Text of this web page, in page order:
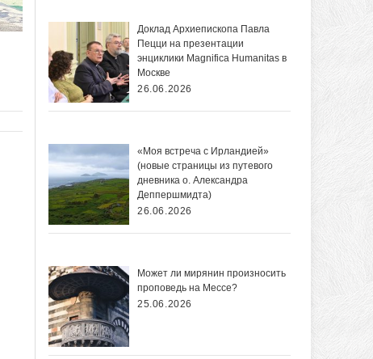
Доклад Архиепископа Павла
Пецци на презентации
энциклики Magnifica Нumanitas в
Москве
26.06.2026
«Моя встреча с Ирландией»
(новые страницы из путевого
дневника о. Александра
Деппершмидта)
26.06.2026
Может ли мирянин произносить
проповедь на Мессе?
25.06.2026